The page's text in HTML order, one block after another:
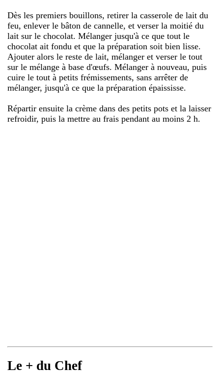
Dès les premiers bouillons, retirer la casserole de lait du
feu, enlever le bâton de cannelle, et verser la moitié du
lait sur le chocolat. Mélanger jusqu'à ce que tout le
chocolat ait fondu et que la préparation soit bien lisse.
Ajouter alors le reste de lait, mélanger et verser le tout
sur le mélange à base d'œufs. Mélanger à nouveau, puis
cuire le tout à petits frémissements, sans arrêter de
mélanger, jusqu'à ce que la préparation épaississe.
Répartir ensuite la crème dans des petits pots et la laisser
refroidir, puis la mettre au frais pendant au moins 2 h.
Le + du Chef